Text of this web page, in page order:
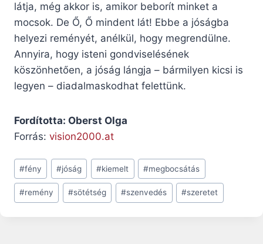
látja, még akkor is, amikor beborít minket a
mocsok. De Ő, Ő mindent lát! Ebbe a jóságba
helyezi reményét, anélkül, hogy megrendülne.
Annyira, hogy isteni gondviselésének
köszönhetően, a jóság lángja – bármilyen kicsi is
legyen – diadalmaskodhat felettünk.
Fordította: Oberst Olga
Forrás: vision2000.at
Post
Tags:
#fény #jóság #kiemelt #megbocsátás
#remény #sötétség #szenvedés #szeretet